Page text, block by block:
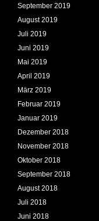
September 2019
August 2019
Juli 2019
Juni 2019
Mai 2019
April 2019
März 2019
Februar 2019
Januar 2019
Dezember 2018
November 2018
Oktober 2018
September 2018
August 2018
Juli 2018
Juni 2018